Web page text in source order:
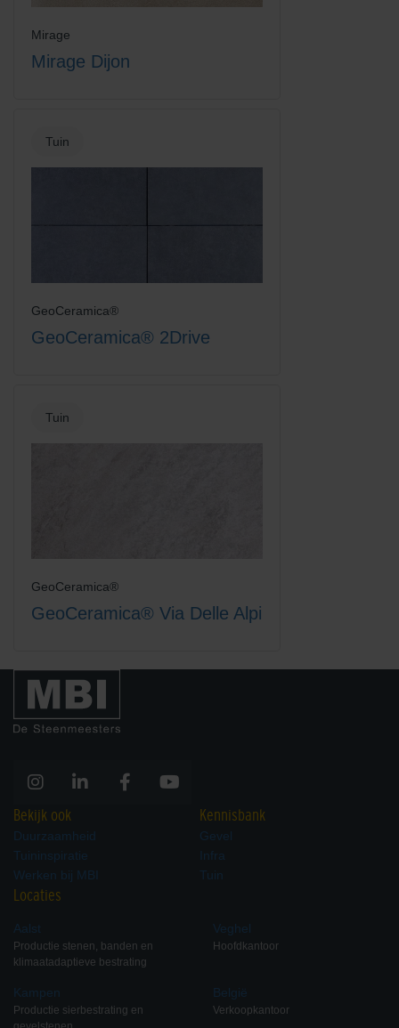
Mirage
Mirage Dijon
Tuin
GeoCeramica®
GeoCeramica® 2Drive
Tuin
GeoCeramica®
GeoCeramica® Via Delle Alpi
Bekijk ook
Duurzaamheid
Tuininspiratie
Werken bij MBI
Kennisbank
Gevel
Infra
Tuin
Locaties
Aalst
Productie stenen, banden en
klimaatadaptieve bestrating
Kampen
Productie sierbestrating en
Veghel
Hoofdkantoor
België
Verkoopkantoor